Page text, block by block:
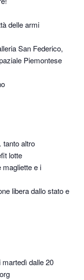
delle armi
San Federico,
Piemontese
tanto altro
lotte
magliette e i
libera dallo stato e
martedì dalle 20